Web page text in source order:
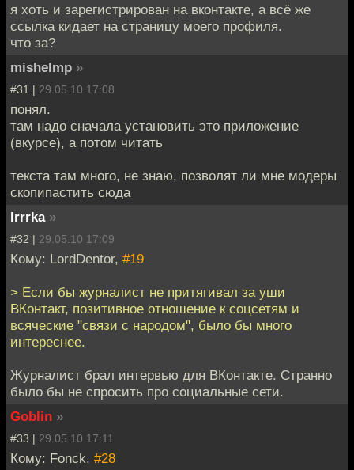
я хоть и зарегистрирован на вконтакте, а всё же
ссылка кидает на страницу моего профиля.
что за?
mishelmp »
#31 | 29.05.10 17:08
понял.
там надо сначала установить это приложение
(вкурсе), а потом читать
текста там много, не знаю, позволят ли мне модеры
скопипастить сюда
Irrrka »
#32 | 29.05.10 17:09
Кому: LordDentor, #19
> Если бы журналист не притягивал за уши
ВКонтакт, позитивное отношение к соцсетям и
всяческие "связи с народом", было бы много
интереснее.
Журналист брал интервью для ВКонтакте. Странно
было бы не спросить про социальные сети.
Goblin »
#33 | 29.05.10 17:11
Кому: Fonck, #28